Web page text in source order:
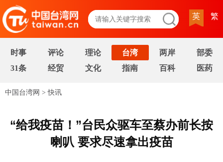
英 繁
时事 评论 理论 台湾 两岸
部委
31条
经贸 文化 指南 百科 医药
中国台湾网 >快讯
“给我疫苗！”台民众驱车至蔡办前长按
喇叭 要求尽速拿出疫苗